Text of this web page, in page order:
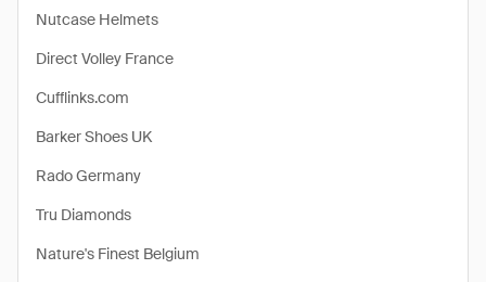
Nutcase Helmets
Direct Volley France
Cufflinks.com
Barker Shoes UK
Rado Germany
Tru Diamonds
Nature's Finest Belgium